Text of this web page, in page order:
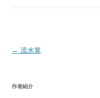
投
ビ
← 流水算
作者紹介